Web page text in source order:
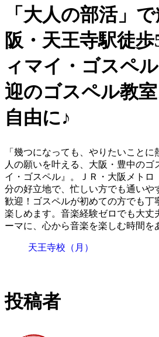
「大人の部活」
阪・天王寺駅徒
ィマイ・ゴスペ
迎のゴスペル教
自由に♪
「幾つになっても、やりたいこと
人の願いを叶える、大阪・豊中のゴ
イ・ゴスペル』。ＪＲ・大阪メトロ
分の好立地で、忙しい方でも通いや
歓迎！ゴスペルが初めての方でも丁
楽しめます。音楽経験ゼロでも大丈
ーマに、心から音楽を楽しむ時間を
天王寺校（月）
投稿者